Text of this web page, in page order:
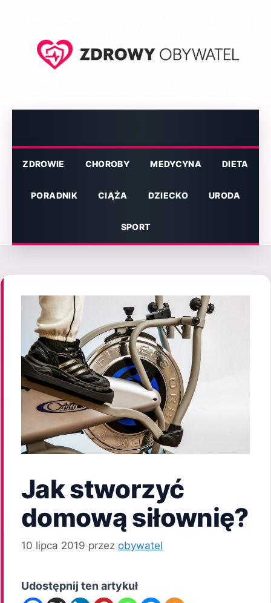
ZDROWIE CHOROBY MEDYCYNA DIETA
PORADNIK CIĄŻA DZIECKO URODA
SPORT
Jak stworzyć
domową siłownię?
10 lipca 2019 przez obywatel
Udostępnij ten artykuł